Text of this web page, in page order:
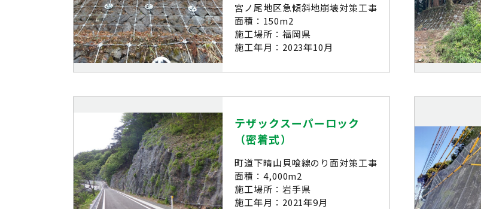
宮ノ尾地区急傾斜地崩壊対策工事
面積：150m2
施工場所：福岡県
施工年月：2023年10月
テザックスーパーロック
（密着式）
町道下晴山貝喰線のり面対策工事
面積：4,000m2
施工場所：岩手県
施工年月：2021年9月